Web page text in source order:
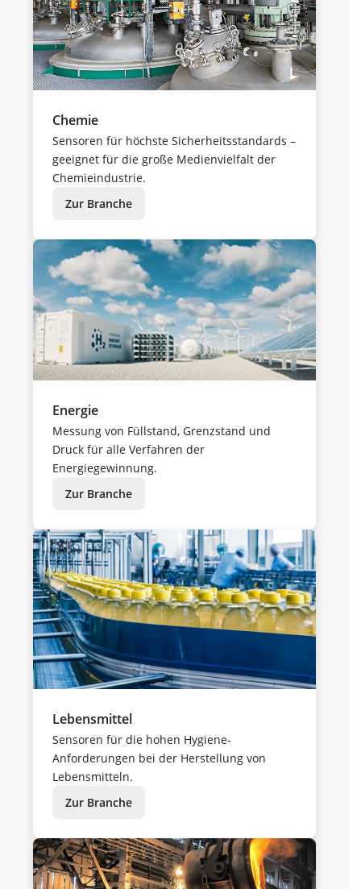
Chemie
Sensoren für höchste Sicherheitsstandards –
geeignet für die große Medienvielfalt der
Chemieindustrie.
Zur Branche
Energie
Messung von Füllstand, Grenzstand und
Druck für alle Verfahren der
Energiegewinnung.
Zur Branche
Lebensmittel
Sensoren für die hohen Hygiene-
Anforderungen bei der Herstellung von
Lebensmitteln.
Zur Branche